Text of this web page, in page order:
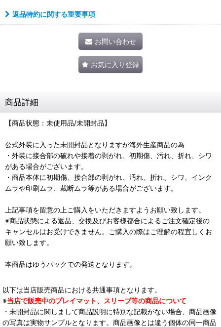
返品特約に関する重要事項
お問い合わせ
お気に入り登録
商品詳細
【商品状態：未使用品/未開封品】
公式外装に入った未開封品となりますが海外生産商品の為
・外装に接合部の破れや接着の剥がれ、初期傷、汚れ、折れ、シワ
がある場合がございます。
・商品本体に初期傷、接合部の剥がれ、汚れ、折れ、シワ、インク
ムラや印刷ムラ、裁断ムラ等がある場合がございます。
上記事項を留意の上ご購入をいただきますようお願い致します。
※商品状態による返品、交換及びお客様都合によるご注文確定後の
キャンセルはお受けできません。ご購入の際はご理解の程宜しくお
願い致します。
本商品はゆうパックでの発送となります。
以下は当店販売商品における共通事項となります。
※当店で販売中のプレイマット、スリーブ等の商品について
・未開封品に関しまして商品説明に特別な記載がない場合、商品画像
の写真は実物サンプルとなります。商品画像とは違う個体の同一商品